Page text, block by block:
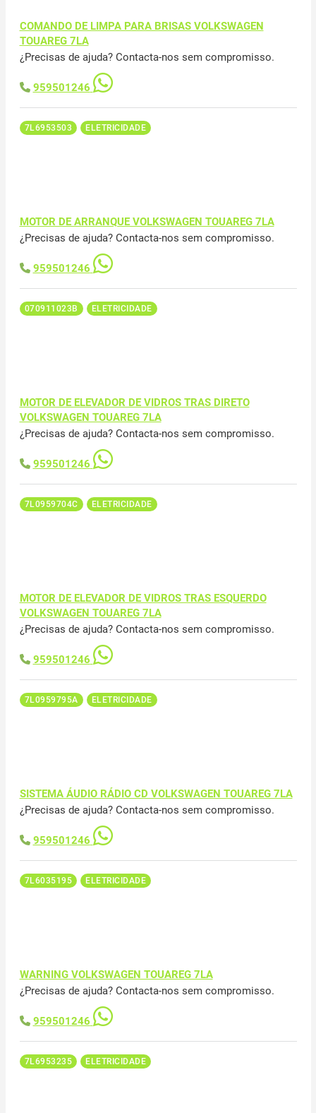
COMANDO DE LIMPA PARA BRISAS VOLKSWAGEN
TOUAREG 7LA
¿Precisas de ajuda? Contacta-nos sem compromisso.
959501246
7L6953503 ELETRICIDADE
MOTOR DE ARRANQUE VOLKSWAGEN TOUAREG 7LA
¿Precisas de ajuda? Contacta-nos sem compromisso.
959501246
070911023B ELETRICIDADE
MOTOR DE ELEVADOR DE VIDROS TRAS DIRETO
VOLKSWAGEN TOUAREG 7LA
¿Precisas de ajuda? Contacta-nos sem compromisso.
959501246
7L0959704C ELETRICIDADE
MOTOR DE ELEVADOR DE VIDROS TRAS ESQUERDO
VOLKSWAGEN TOUAREG 7LA
¿Precisas de ajuda? Contacta-nos sem compromisso.
959501246
7L0959795A ELETRICIDADE
SISTEMA ÁUDIO RÁDIO CD VOLKSWAGEN TOUAREG 7LA
¿Precisas de ajuda? Contacta-nos sem compromisso.
959501246
7L6035195 ELETRICIDADE
WARNING VOLKSWAGEN TOUAREG 7LA
¿Precisas de ajuda? Contacta-nos sem compromisso.
959501246
7L6953235 ELETRICIDADE